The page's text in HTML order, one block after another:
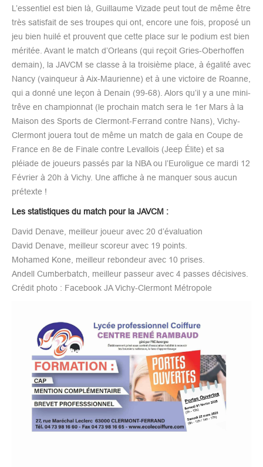
L’essentiel est bien là, Guillaume Vizade peut tout de même être
très satisfait de ses troupes qui ont, encore une fois, proposé un
jeu bien huilé et prouvent que cette place sur le podium est bien
méritée. Avant le match d’Orleans (qui reçoit Gries-Oberhoffen
demain), la JAVCM se classe à la troisième place, à égalité avec
Nancy (vainqueur à Aix-Maurienne) et à une victoire de Roanne,
qui a donné une leçon à Denain (99-68). Alors qu’il y a une mini-
trêve en championnat (le prochain match sera le 1er Mars à la
Maison des Sports de Clermont-Ferrand contre Nans), Vichy-
Clermont jouera tout de même un match de gala en Coupe de
France en 8e de Finale contre Levallois (Jeep Élite) et sa
pléiade de joueurs passés par la NBA ou l’Euroligue ce mardi 12
Février à 20h à Vichy. Une affiche à ne manquer sous aucun
prétexte !
Les statistiques du match pour la JAVCM :
David Denave, meilleur joueur avec 20 d’évaluation
David Denave, meilleur scoreur avec 19 points.
Mohamed Kone, meilleur rebondeur avec 10 prises.
Andell Cumberbatch, meilleur passeur avec 4 passes décisives.
Crédit photo : Facebook JA Vichy-Clermont Métropole